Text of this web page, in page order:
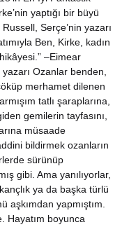
yaptığı bir büyü
Serçe’nin yazarı
Ben, Kirke, kadın
–Eimear
Ozanlar benden,
merhamet dilenen
tatlı şaraplarına,
gemilerin tayfasını,
müsaade
bildirmek ozanların
sürünüp
gibi. Ama yanılıyorlar,
ya da başka türlü
yapmıştım.
Hayatım boyunca